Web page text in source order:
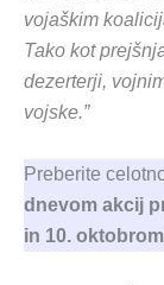
vojaškim
Tako kot
dezerterji,
vojske.”
Preberite
dnevom akcij
in 10.